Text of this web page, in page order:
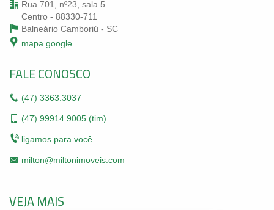
Rua 701, nº23, sala 5
Centro - 88330-711
Balneário Camboriú - SC
mapa google
FALE CONOSCO
(47) 3363.3037
(47) 99914.9005 (tim)
ligamos para você
milton@miltonimoveis.com
VEJA MAIS